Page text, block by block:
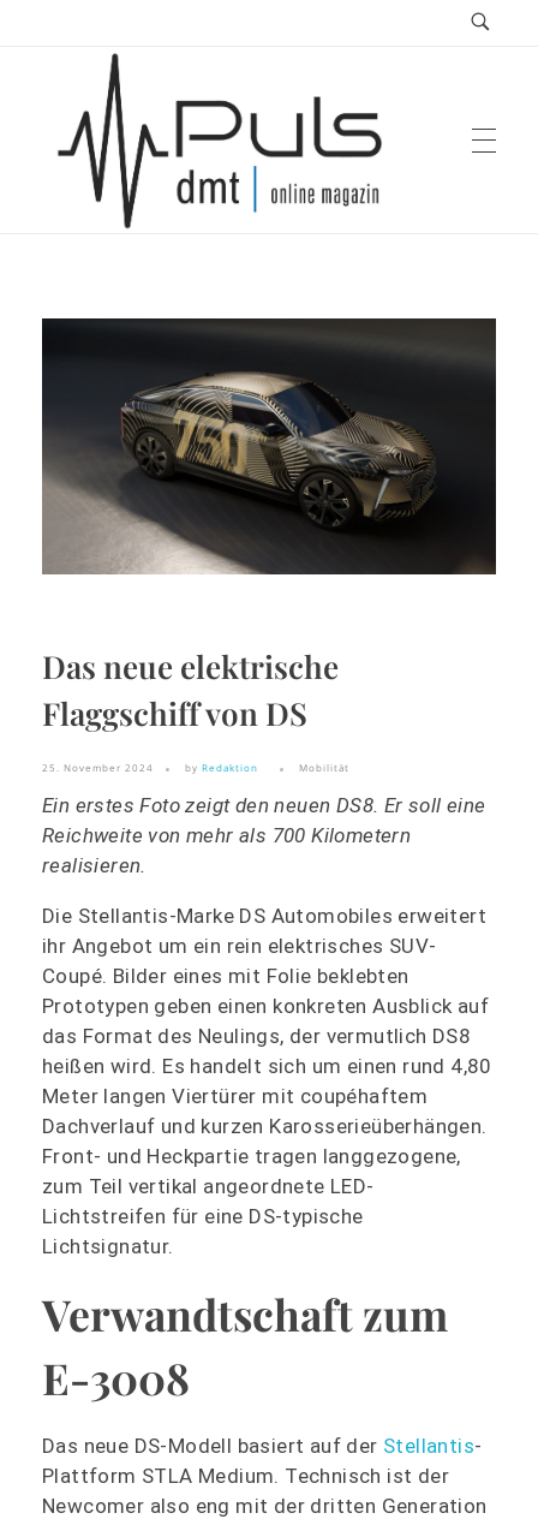
Das neue elektrische
Flaggschiff von DS
25. November 2024 by Redaktion Mobilität
Ein erstes Foto zeigt den neuen DS8. Er soll eine
Reichweite von mehr als 700 Kilometern
realisieren.
Die Stellantis-Marke DS Automobiles erweitert
ihr Angebot um ein rein elektrisches SUV-
Coupé. Bilder eines mit Folie beklebten
Prototypen geben einen konkreten Ausblick auf
das Format des Neulings, der vermutlich DS8
heißen wird. Es handelt sich um einen rund 4,80
Meter langen Viertürer mit coupéhaftem
Dachverlauf und kurzen Karosserieüberhängen.
Front- und Heckpartie tragen langgezogene,
zum Teil vertikal angeordnete LED-
Lichtstreifen für eine DS-typische
Lichtsignatur.
Verwandtschaft zum
E-3008
Das neue DS-Modell basiert auf der Stellantis-
Plattform STLA Medium. Technisch ist der
Newcomer also eng mit der dritten Generation